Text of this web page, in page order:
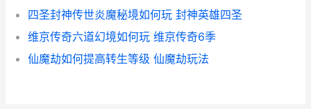
四圣封神传世炎魔秘境如何玩 封神英雄四圣
维京传奇六道幻境如何玩 维京传奇6季
仙魔劫如何提高转生等级 仙魔劫玩法